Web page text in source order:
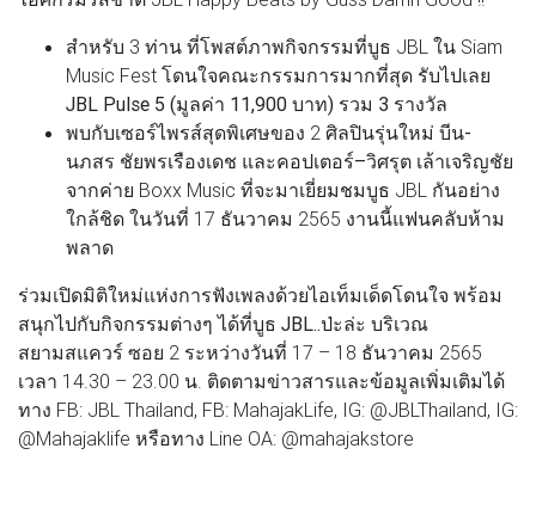
สำหรับ 3 ท่าน ที่โพสต์ภาพกิจกรรมที่บูธ JBL ใน Siam
Music Fest โดนใจคณะกรรมการมากที่สุด รับไปเลย
JBL Pulse 5 (มูลค่า 11,900 บาท) รวม 3 รางวัล
พบกับเซอร์ไพรส์สุดพิเศษของ 2 ศิลปินรุ่นใหม่ บีน-
นภสร ชัยพรเรืองเดช และคอปเตอร์–วิศรุต เล้าเจริญชัย
จากค่าย Boxx Music ที่จะมาเยี่ยมชมบูธ JBL กันอย่าง
ใกล้ชิด ในวันที่ 17 ธันวาคม 2565 งานนี้แฟนคลับห้าม
พลาด
ร่วมเปิดมิติใหม่แห่งการฟังเพลงด้วยไอเท็มเด็ดโดนใจ พร้อม
สนุกไปกับกิจกรรมต่างๆ ได้ที่บูธ JBL..ป่ะล่ะ บริเวณ
สยามสแควร์ ซอย 2 ระหว่างวันที่ 17 – 18 ธันวาคม 2565
เวลา 14.30 – 23.00 น. ติดตามข่าวสารและข้อมูลเพิ่มเติมได้
ทาง FB: JBL Thailand, FB: MahajakLife, IG: @JBLThailand, IG:
@Mahajaklife หรือทาง Line OA: @mahajakstore